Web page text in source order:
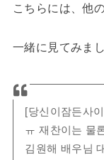
こちらには、他
一緒に見てみま
[당신이잠든사
ㅠ 재찬이는 물
김원해 배우님